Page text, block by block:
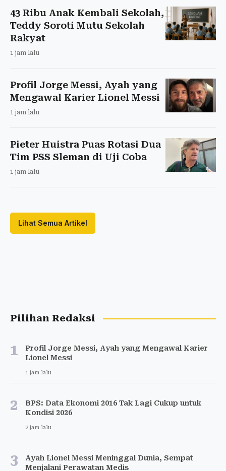
43 Ribu Anak Kembali Sekolah,
Teddy Soroti Mutu Sekolah
Rakyat
1 jam lalu
Profil Jorge Messi, Ayah yang
Mengawal Karier Lionel Messi
1 jam lalu
Pieter Huistra Puas Rotasi Dua
Tim PSS Sleman di Uji Coba
1 jam lalu
Lihat Semua Artikel
Pilihan Redaksi
1
Profil Jorge Messi, Ayah yang Mengawal Karier
Lionel Messi
1 jam lalu
2
BPS: Data Ekonomi 2016 Tak Lagi Cukup untuk
Kondisi 2026
2 jam lalu
3
Ayah Lionel Messi Meninggal Dunia, Sempat
Menjalani Perawatan Medis